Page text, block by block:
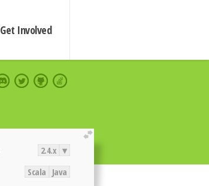
Get Involved
extend
2.4.x ▾
Scala Java